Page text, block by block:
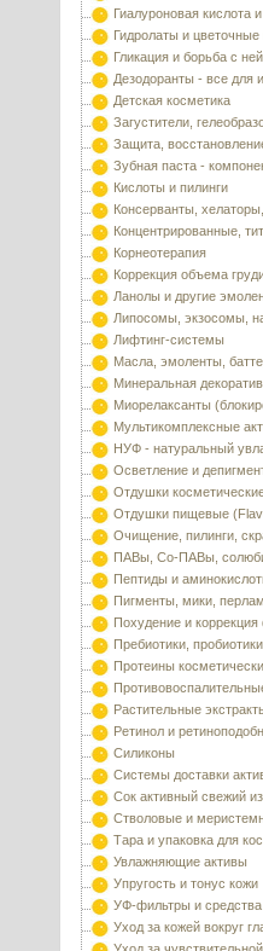
Гиалуроновая кислота
Гидролаты и цветочные
Гликация и борьба с ней
Дезодоранты - все для
Детская косметика
Загустители,
Защита,
Зубная паста -
Кислоты и пилинги
Консерванты,
Концентрированные,
Корнеотерапия
Коррекция объема
Ланолы и другие
Липосомы, экзосомы,
Лифтинг-системы
Масла, эмоленты,
Минеральная
Миорелаксанты
Мультикомплексные
НУФ - натуральный
Осветление и
Отдушки
Отдушки пищевые
Очищение, пилинги,
ПАВы, Со-ПАВы,
Пептиды и
Пигменты, мики,
Похудение и
Пребиотики, пробиотики
Протеины
Растительные
Ретинол и
Силиконы
Системы доставки
Сок активный свежий
Стволовые и
Тара и упаковка для
Увлажняющие активы
Упругость и тонус кожи
УФ-фильтры и средства
Уход за кожей вокруг